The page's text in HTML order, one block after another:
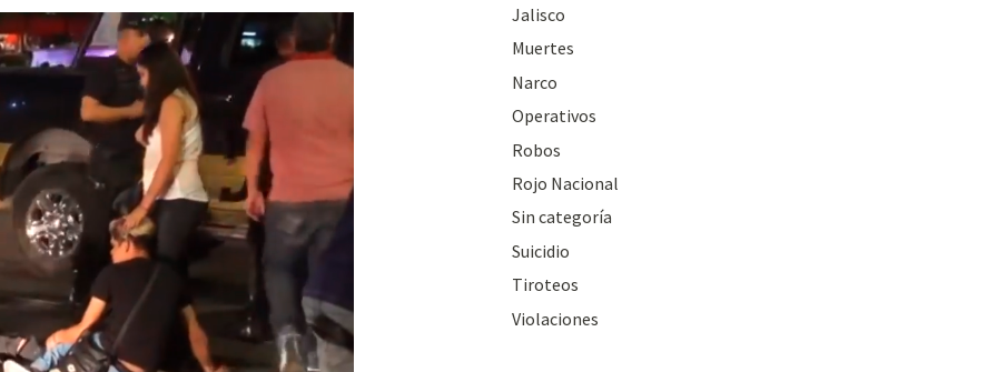
Jalisco
Muertes
Narco
Operativos
Robos
Rojo Nacional
Sin categoría
Suicidio
Tiroteos
Violaciones